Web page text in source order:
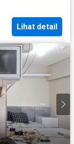
Lihat detail